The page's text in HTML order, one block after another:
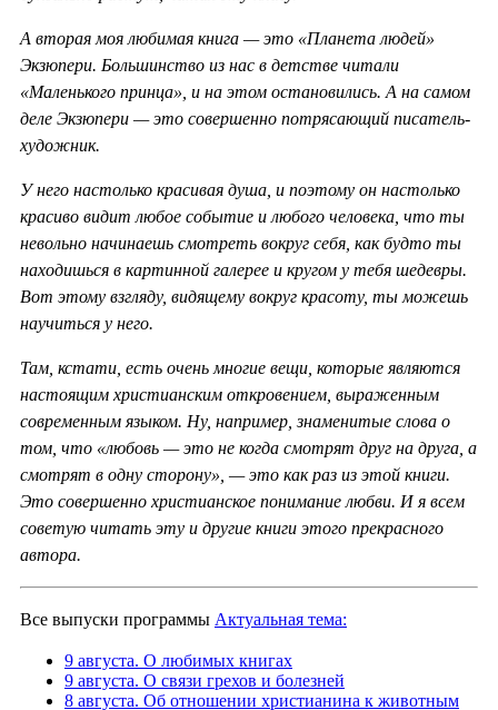
А вторая моя любимая книга — это «Планета людей»
Экзюпери. Большинство из нас в детстве читали
«Маленького принца», и на этом остановились. А на самом
деле Экзюпери — это совершенно потрясающий писатель-
художник.
У него настолько красивая душа, и поэтому он настолько
красиво видит любое событие и любого человека, что ты
невольно начинаешь смотреть вокруг себя, как будто ты
находишься в картинной галерее и кругом у тебя шедевры.
Вот этому взгляду, видящему вокруг красоту, ты можешь
научиться у него.
Там, кстати, есть очень многие вещи, которые являются
настоящим христианским откровением, выраженным
современным языком. Ну, например, знаменитые слова о
том, что «любовь — это не когда смотрят друг на друга, а
смотрят в одну сторону», — это как раз из этой книги.
Это совершенно христианское понимание любви. И я всем
советую читать эту и другие книги этого прекрасного
автора.
Все выпуски программы Актуальная тема:
9 августа. О любимых книгах
9 августа. О связи грехов и болезней
8 августа. Об отношении христианина к животным